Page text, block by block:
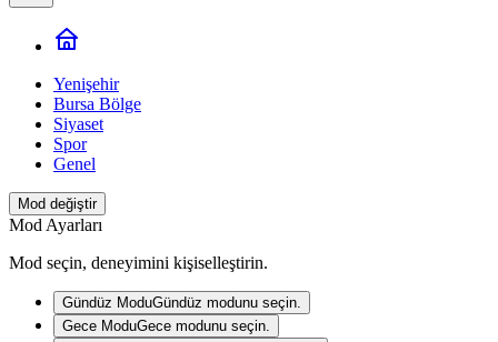
Yenişehir
Bursa Bölge
Siyaset
Spor
Genel
Mod değiştir
Mod Ayarları
Mod seçin, deneyimini kişiselleştirin.
Gündüz ModuGündüz modunu seçin.
Gece ModuGece modunu seçin.